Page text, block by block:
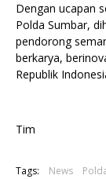
Dengan ucapan
Polda Sumbar,
pendorong
berkarya,
Republik
Tim
Tags: News